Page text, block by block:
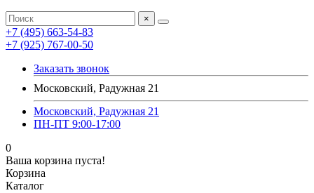
×
+7 (495) 663-54-83
+7 (925) 767-00-50
Заказать звонок
Московский, Радужная 21
Московский, Радужная 21
ПН-ПТ 9:00-17:00
0
Ваша корзина пуста!
Корзина
Каталог